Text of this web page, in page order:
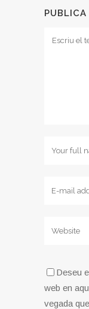
Deseu
web en
vegada